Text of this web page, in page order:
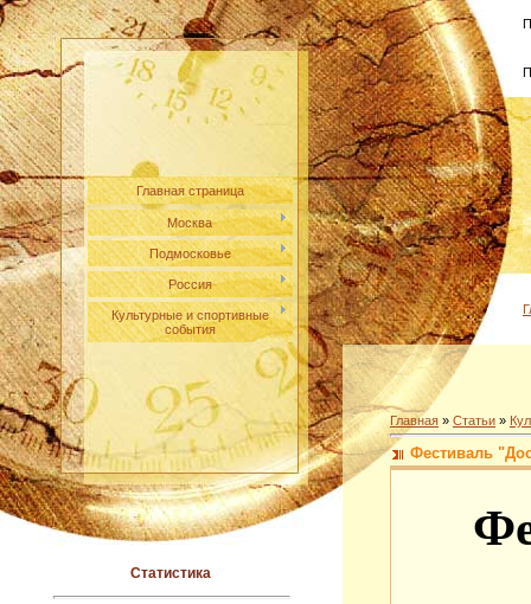
Главная страница
Москва
Подмосковье
Россия
Культурные и спортивные
события
Статистика
Главная » Статьи »
Фестиваль